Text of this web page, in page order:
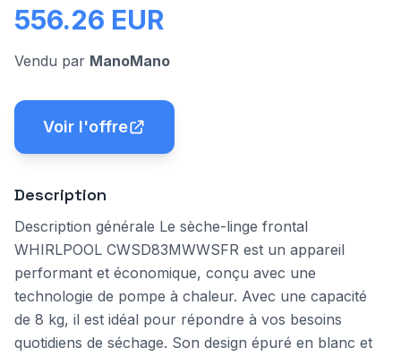
556.26 EUR
Vendu par ManoMano
Voir l'offre
Description
Description générale Le sèche-linge frontal
WHIRLPOOL CWSD83MWWSFR est un appareil
performant et économique, conçu avec une
technologie de pompe à chaleur. Avec une capacité
de 8 kg, il est idéal pour répondre à vos besoins
quotidiens de séchage. Son design épuré en blanc et